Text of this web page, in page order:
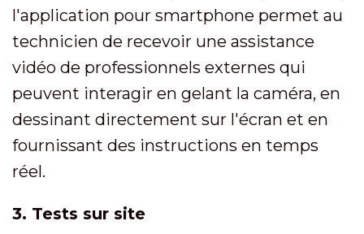
l'application pour smartphone permet au
technicien de recevoir une assistance
vidéo de professionnels externes qui
peuvent interagir en gelant la caméra, en
dessinant directement sur l'écran et en
fournissant des instructions en temps
réel.
3. Tests sur site